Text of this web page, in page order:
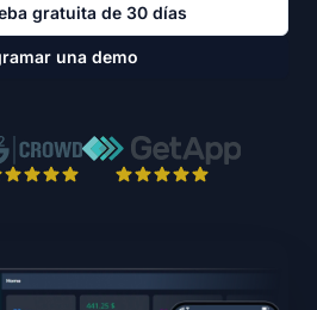
gratuita de 30 días
una demo